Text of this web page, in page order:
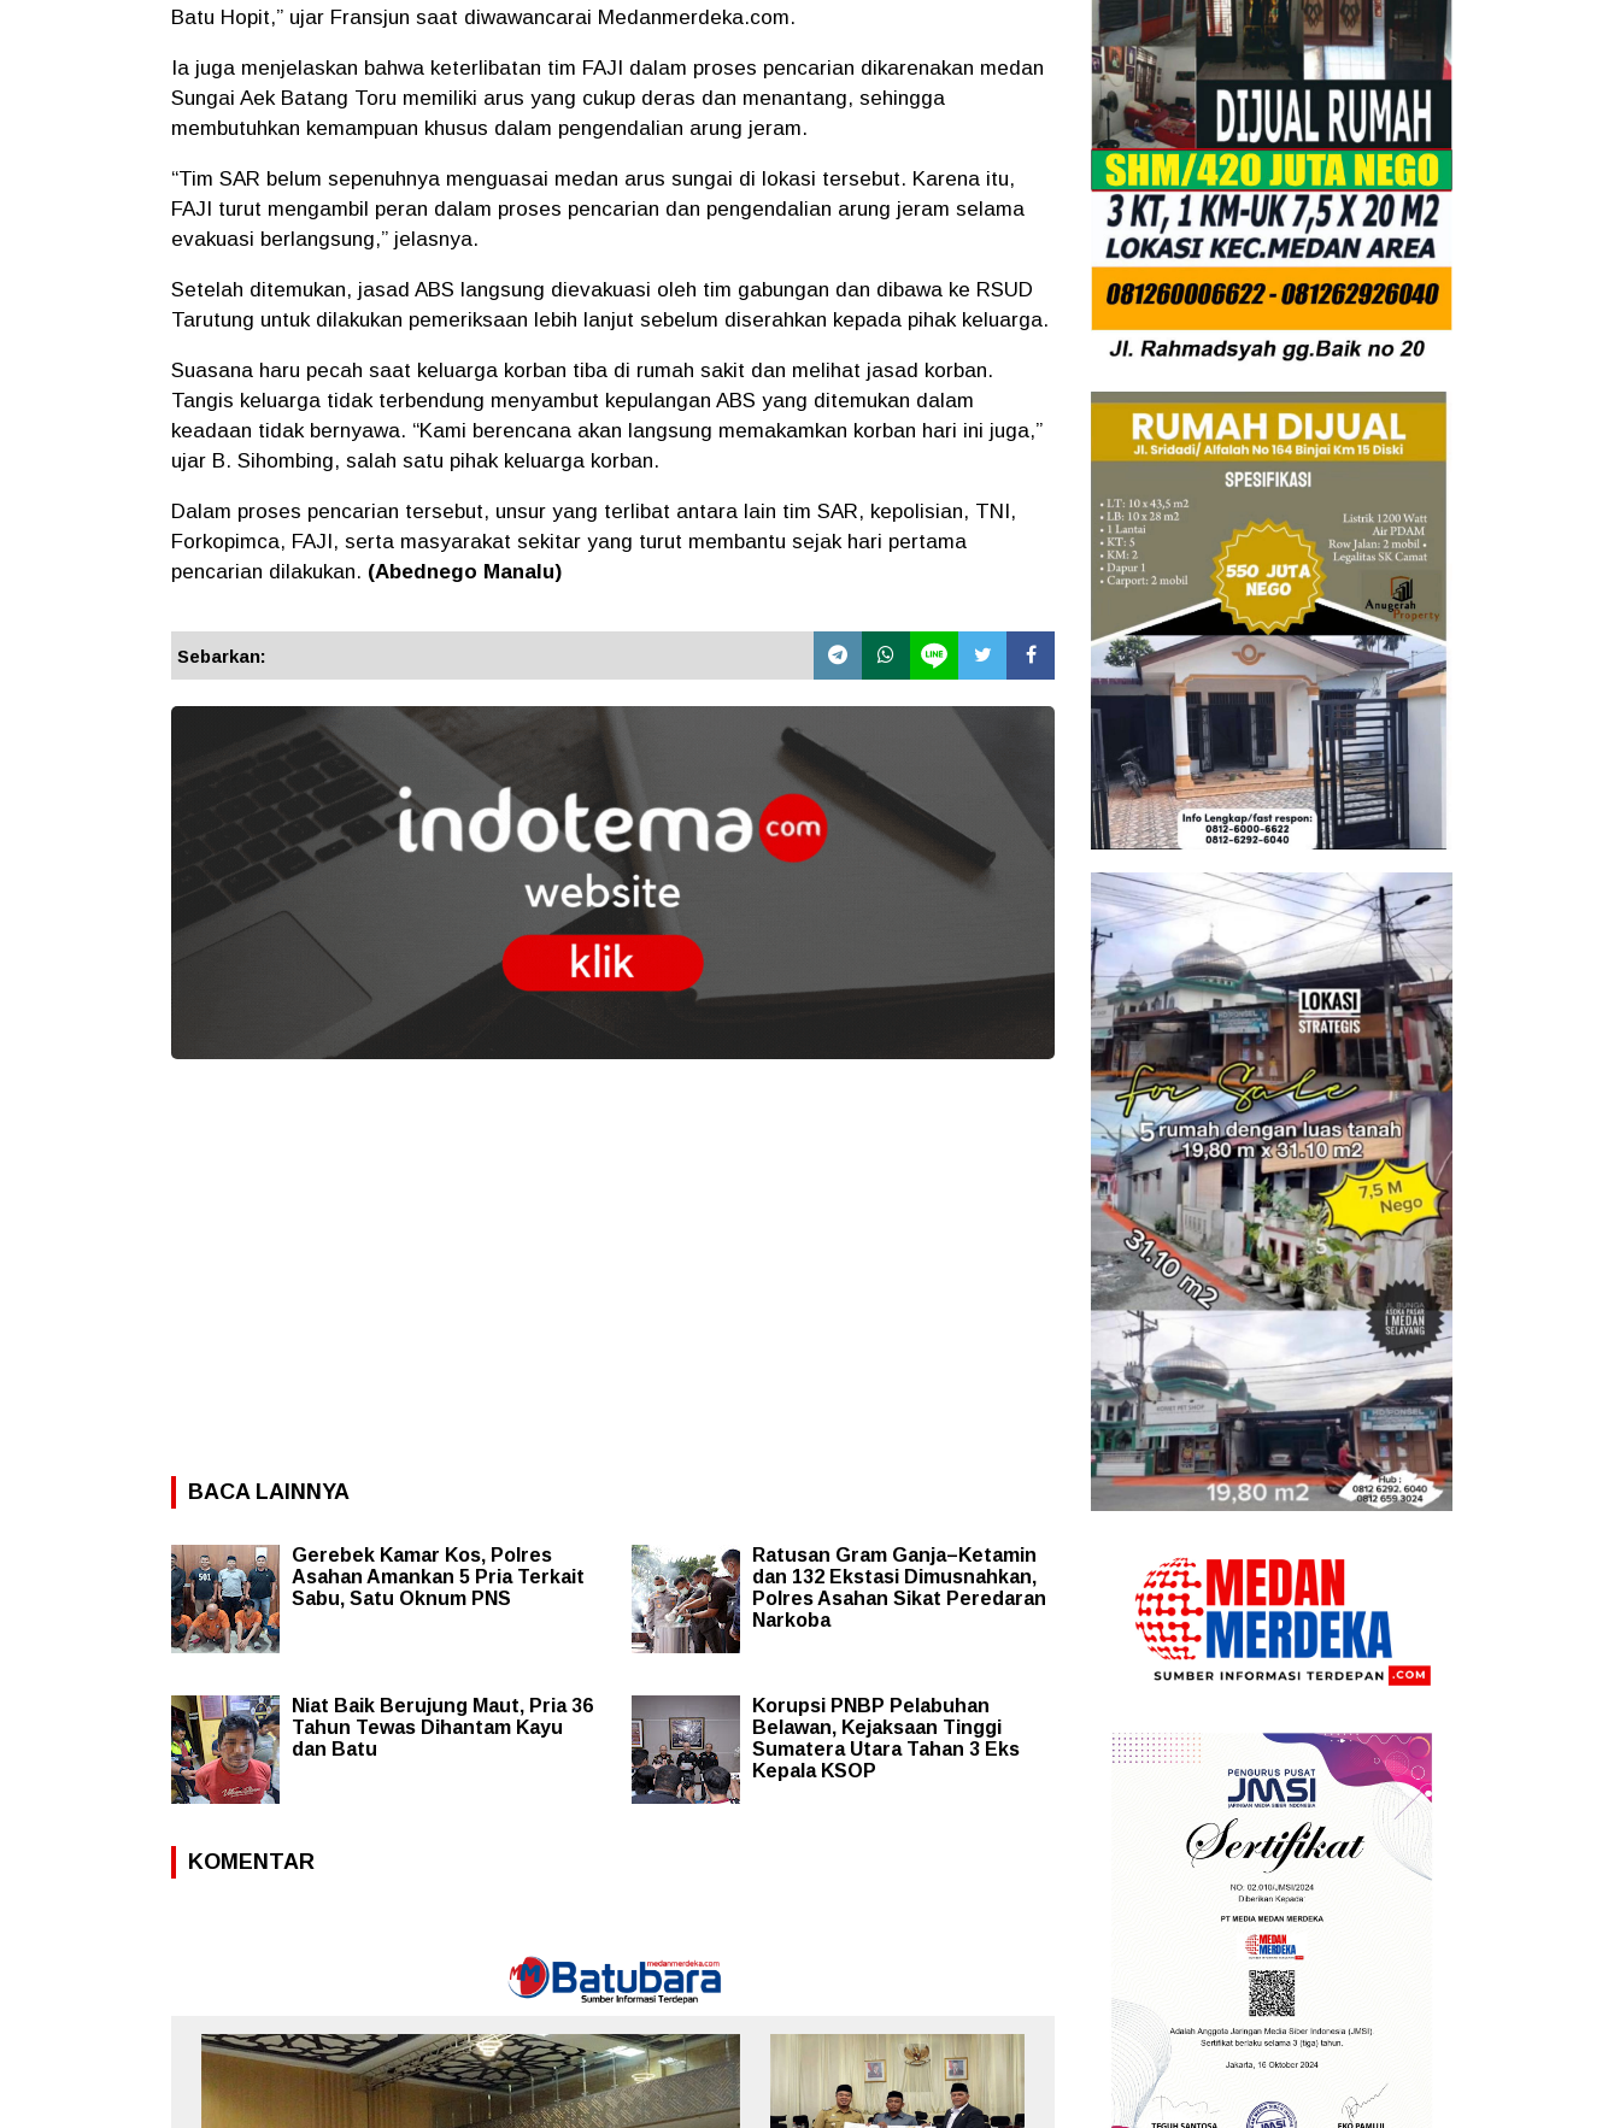
Batu Hopit,” ujar Fransjun saat diwawancarai Medanmerdeka.com.
Ia juga menjelaskan bahwa keterlibatan tim FAJI dalam proses pencarian dikarenakan medan
Sungai Aek Batang Toru memiliki arus yang cukup deras dan menantang, sehingga
membutuhkan kemampuan khusus dalam pengendalian arung jeram.
“Tim SAR belum sepenuhnya menguasai medan arus sungai di lokasi tersebut. Karena itu,
FAJI turut mengambil peran dalam proses pencarian dan pengendalian arung jeram selama
evakuasi berlangsung,” jelasnya.
Setelah ditemukan, jasad ABS langsung dievakuasi oleh tim gabungan dan dibawa ke RSUD
Tarutung untuk dilakukan pemeriksaan lebih lanjut sebelum diserahkan kepada pihak keluarga.
Suasana haru pecah saat keluarga korban tiba di rumah sakit dan melihat jasad korban.
Tangis keluarga tidak terbendung menyambut kepulangan ABS yang ditemukan dalam
keadaan tidak bernyawa. “Kami berencana akan langsung memakamkan korban hari ini juga,”
ujar B. Sihombing, salah satu pihak keluarga korban.
Dalam proses pencarian tersebut, unsur yang terlibat antara lain tim SAR, kepolisian, TNI,
Forkopimca, FAJI, serta masyarakat sekitar yang turut membantu sejak hari pertama
pencarian dilakukan. (Abednego Manalu)
Sebarkan:
BACA LAINNYA
Gerebek Kamar Kos, Polres
Asahan Amankan 5 Pria Terkait
Sabu, Satu Oknum PNS
Ratusan Gram Ganja–Ketamin
dan 132 Ekstasi Dimusnahkan,
Polres Asahan Sikat Peredaran
Narkoba
Niat Baik Berujung Maut, Pria 36
Tahun Tewas Dihantam Kayu
dan Batu
Korupsi PNBP Pelabuhan
Belawan, Kejaksaan Tinggi
Sumatera Utara Tahan 3 Eks
Kepala KSOP
KOMENTAR